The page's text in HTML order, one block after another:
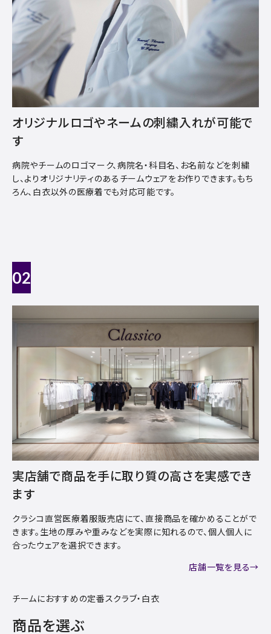
オリジナルロゴやネームの刺繍入れが可能で
す
病院やチームのロゴマーク、病院名・科目名、お名前などを刺繍
し、よりオリジナリティのあるチームウェアをお作りできます。もち
ろん、白衣以外の医療着でも対応可能です。
02
実店舗で商品を手に取り質の高さを実感でき
ます
クラシコ直営医療着服販売店にて、直接商品を確かめることがで
きます。生地の厚みや重みなどを実際に知れるので、個人個人に
合ったウェアを選択できます。
店舗一覧を見る→
チームにおすすめの定番スクラブ・白衣
商品を選ぶ